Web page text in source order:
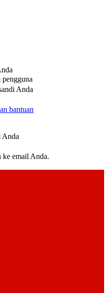
pengguna
Anda
bantuan
Anda
ke email Anda.